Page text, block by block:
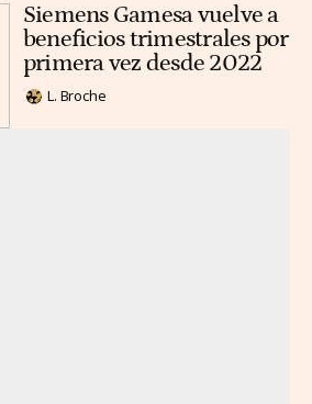
Siemens Gamesa vuelve a
beneficios trimestrales por
primera vez desde 2022
L. Broche